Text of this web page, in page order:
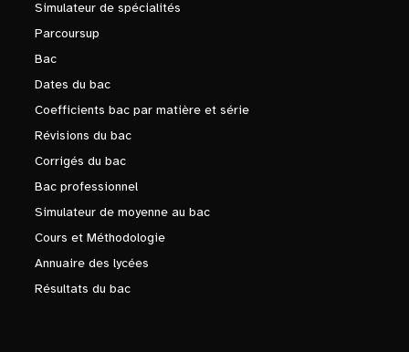
Simulateur de spécialités
Parcoursup
Bac
Dates du bac
Coefficients bac par matière et série
Révisions du bac
Corrigés du bac
Bac professionnel
Simulateur de moyenne au bac
Cours et Méthodologie
Annuaire des lycées
Résultats du bac